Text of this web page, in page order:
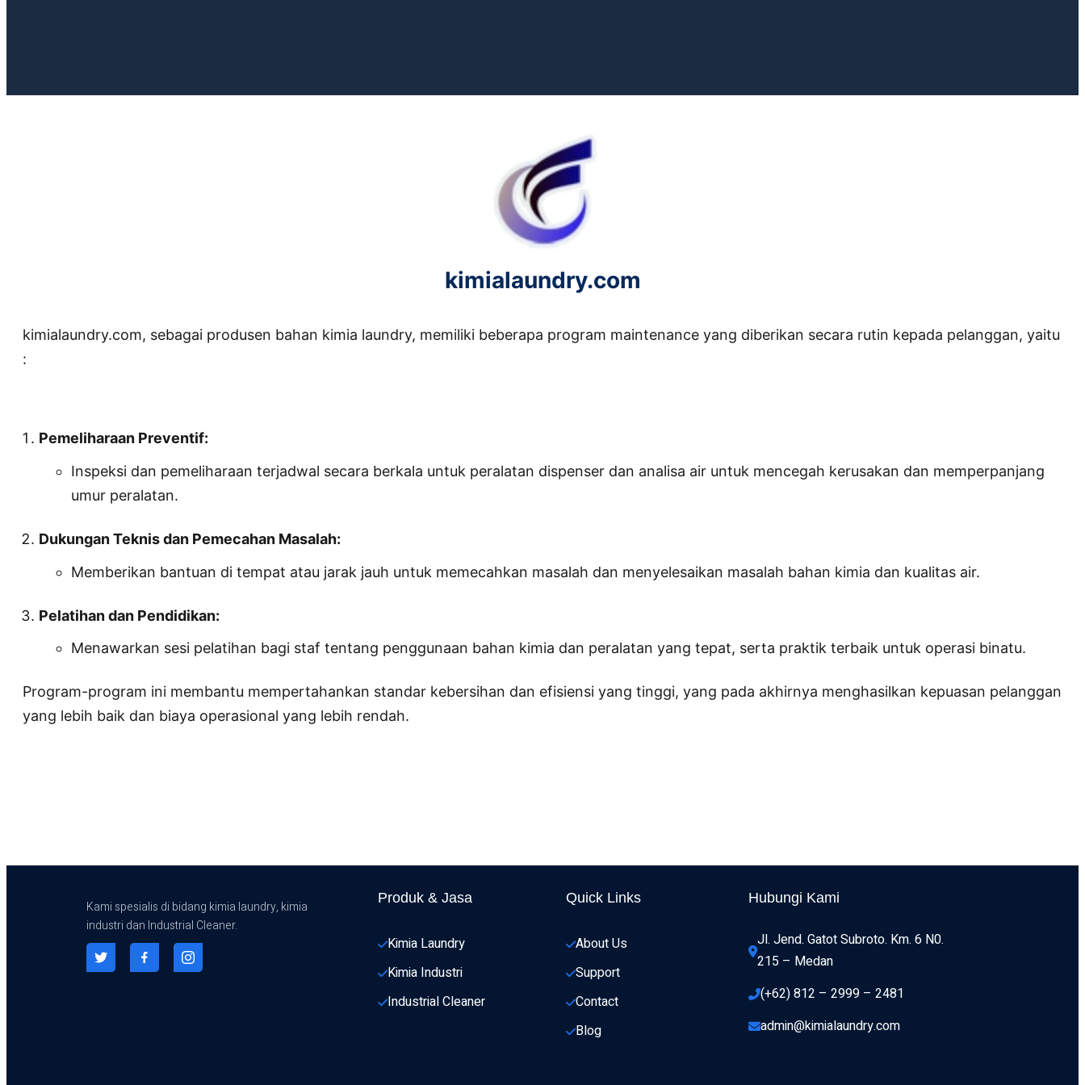
kimialaundry.com
kimialaundry.com, sebagai produsen bahan kimia laundry, memiliki beberapa program maintenance yang diberikan secara rutin kepada pelanggan, yaitu
:
Pemeliharaan Preventif:
Inspeksi dan pemeliharaan terjadwal secara berkala untuk peralatan dispenser dan analisa air untuk mencegah kerusakan dan memperpanjang
umur peralatan.
Dukungan Teknis dan Pemecahan Masalah:
Memberikan bantuan di tempat atau jarak jauh untuk memecahkan masalah dan menyelesaikan masalah bahan kimia dan kualitas air.
Pelatihan dan Pendidikan:
Menawarkan sesi pelatihan bagi staf tentang penggunaan bahan kimia dan peralatan yang tepat, serta praktik terbaik untuk operasi binatu.
Program-program ini membantu mempertahankan standar kebersihan dan efisiensi yang tinggi, yang pada akhirnya menghasilkan kepuasan pelanggan
yang lebih baik dan biaya operasional yang lebih rendah.
Kami spesialis di bidang kimia laundry, kimia
industri dan Industrial Cleaner.
Produk & Jasa
Kimia Laundry
Kimia Industri
Industrial Cleaner
Quick Links
About Us
Support
Contact
Blog
Hubungi Kami
Jl. Jend. Gatot Subroto. Km. 6 N0.
215 – Medan
(+62) 812 – 2999 – 2481
admin@kimialaundry.com